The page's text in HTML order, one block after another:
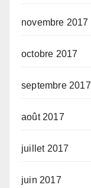
novembre 2017
octobre 2017
septembre 2017
août 2017
juillet 2017
juin 2017